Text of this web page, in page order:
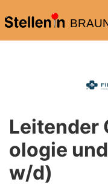
Leitender
ologie
w/d)